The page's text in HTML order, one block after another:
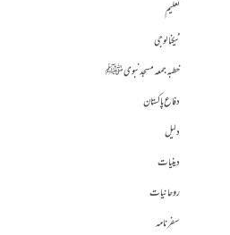
تعلیم
ٹیکنالوجی
خطبہ جمعہ مسجد نبوی ﷺ
دفاع پاکستان
دلیل
دینیات
روحانیات
سفرنامہ